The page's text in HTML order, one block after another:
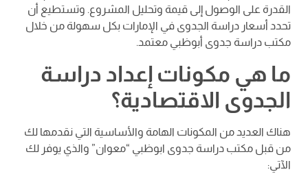
القدرة على الوصول إلى قيمة وتحليل المشروع. وتستطيع أن
تحدد أسعار دراسة الجدوى في الإمارات بكل سهولة من خلال
مكتب دراسة جدوى أبوظبي معتمد.
ما هي مكونات إعداد دراسة
الجدوى الاقتصادية؟
هناك العديد من المكونات الهامة والأساسية التي نقدمها لك
من قبل مكتب دراسة جدوى ابوظبي “معوان” والذي يوفر لك
الآتي: